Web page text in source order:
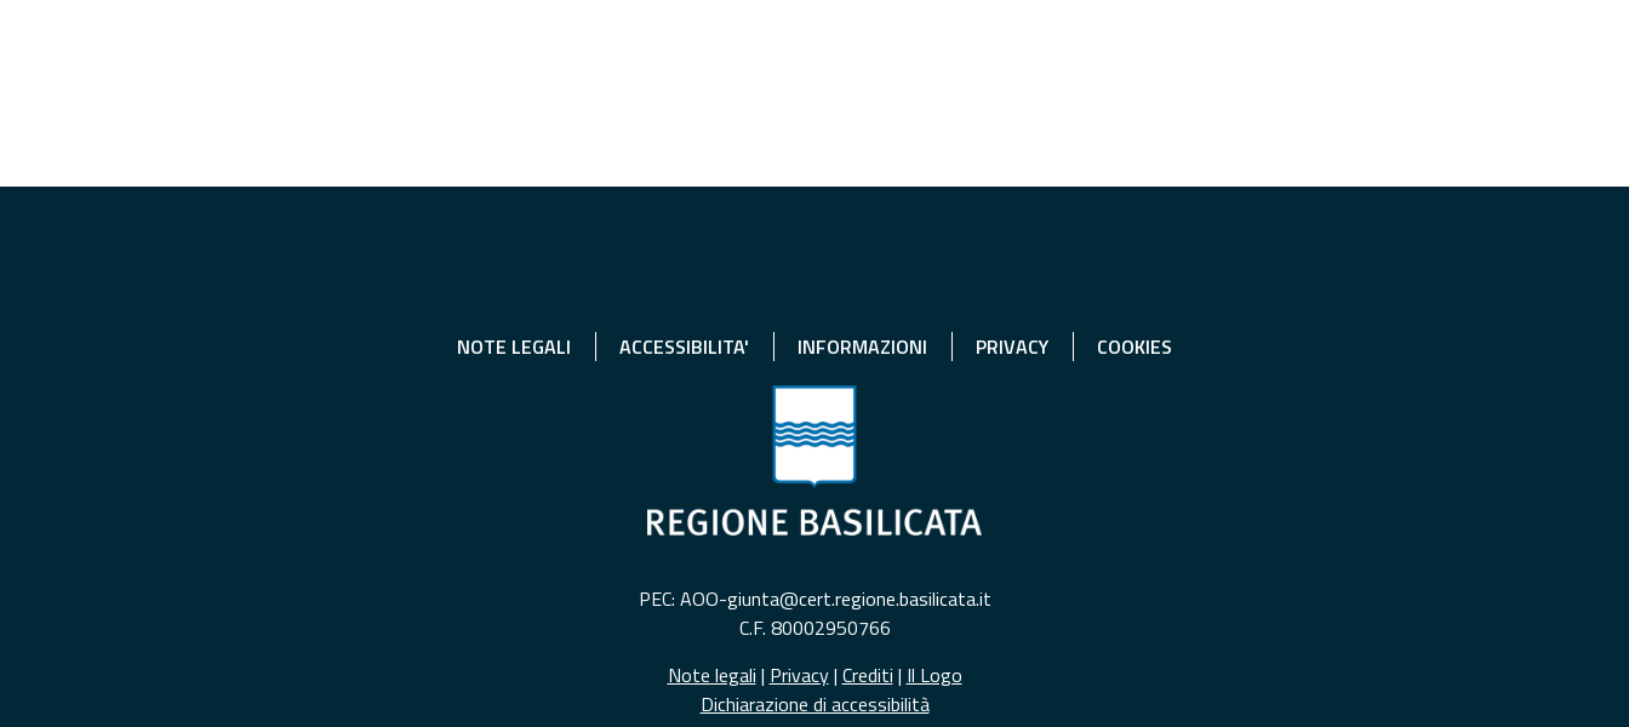
NOTE LEGALI ACCESSIBILITA' INFORMAZIONI PRIVACY COOKIES
PEC: AOO-giunta@cert.regione.basilicata.it
C.F. 80002950766
Note legali | Privacy| Crediti | Il Logo
Dichiarazione di accessibilità